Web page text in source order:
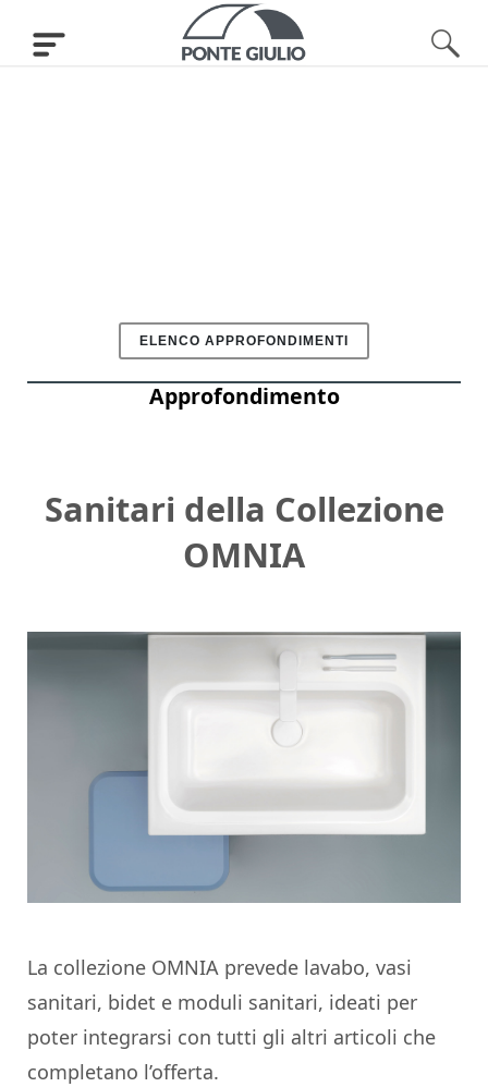
ELENCO APPROFONDIMENTI
Approfondimento
Sanitari della Collezione
OMNIA
La collezione OMNIA prevede lavabo, vasi
sanitari, bidet e moduli sanitari, ideati per
poter integrarsi con tutti gli altri articoli che
completano l’offerta.